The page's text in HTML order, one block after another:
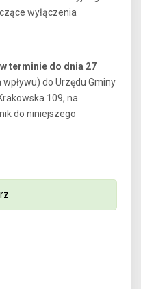
wyłączenia
terminie do dnia 27
do Urzędu Gminy
109, na
do niniejszego